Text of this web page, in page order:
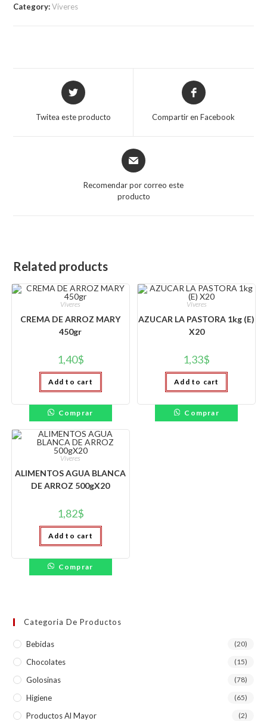
Category:Víveres
Opens
in
Twitea este producto
Opens
in
Compartir en Facebook
Opens
in
new
Recomendar por correo este
producto
Related products
Víveres
CREMA DE ARROZ MARY
450gr
1,40$
Add to cart
Comprar
Víveres
AZUCAR LA PASTORA 1kg (E)
X20
1,33$
Add to cart
Comprar
Víveres
ALIMENTOS AGUA BLANCA
DE ARROZ 500gX20
1,82$
Add to cart
Comprar
Categoria De Productos
Bebidas (20)
Chocolates (15)
Golosinas (78)
Higiene (65)
Productos Al Mayor (2)